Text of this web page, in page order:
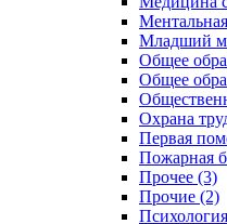
Младший
Общее
Общее
Охрана
Первая
Пожарная
Прочее (3)
Прочие (2)